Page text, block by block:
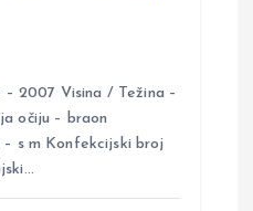
2007 Visina / Težina –
očiju – braon
s m Konfekcijski broj